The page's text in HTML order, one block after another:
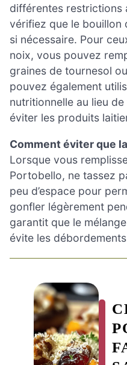
différentes restrictions
vérifiez que le bouillon
si nécessaire. Pour
noix, vous pouvez
graines de tournesol
pouvez également
nutritionnelle au lieu
éviter les produits
Comment éviter que
Lorsque vous
Portobello, ne tassez
peu d’espace pour
gonfler légèrement
garantit que le
évite les